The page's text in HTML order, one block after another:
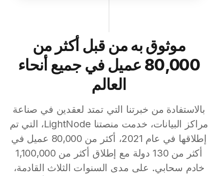
موثوق به من قبل أكثر من
80,000 عميل في جميع أنحاء
العالم
بالاستفادة من خبرتنا التي تمتد لعقدين في صناعة
مراكز البيانات، خدمت منصتنا LightNode، التي تم
إطلاقها في عام 2021، أكثر من 80,000 عميل في
أكثر من 130 دولة مع إطلاق أكثر من 1,100,000
خادم سحابي. على مدى السنوات الثلاث القادمة،